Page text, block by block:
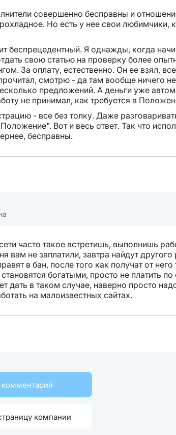
совершенно бесправны и
Но есть у нее свои любимчики,
беспрецедентный. Я однажды, когда
свою статью на проверку более
За оплату, естественно. Он ее взял,
смотрю - да там вообще ничего
предложений. А деньги уже
не принимал, как требуется в
- все без толку. Даже
Вот и весь ответ. Так что
бесправны.
часто такое встретишь, выполнишь
вам не заплатили, завтра найдут другого
в бан, после того как получат от
богатыми, просто не платить
дать в таком случае, наверно просто
на малоизвестных сайтах.
комментарий
компании